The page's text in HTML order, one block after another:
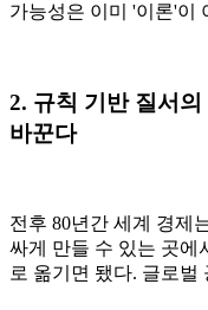
가능성은 이미 '이론'이
2. 규칙 기반 질서
바꾼다
전후 80년간 세계 경제
싸게 만들 수 있는 곳에
로 옮기면 됐다. 글로벌